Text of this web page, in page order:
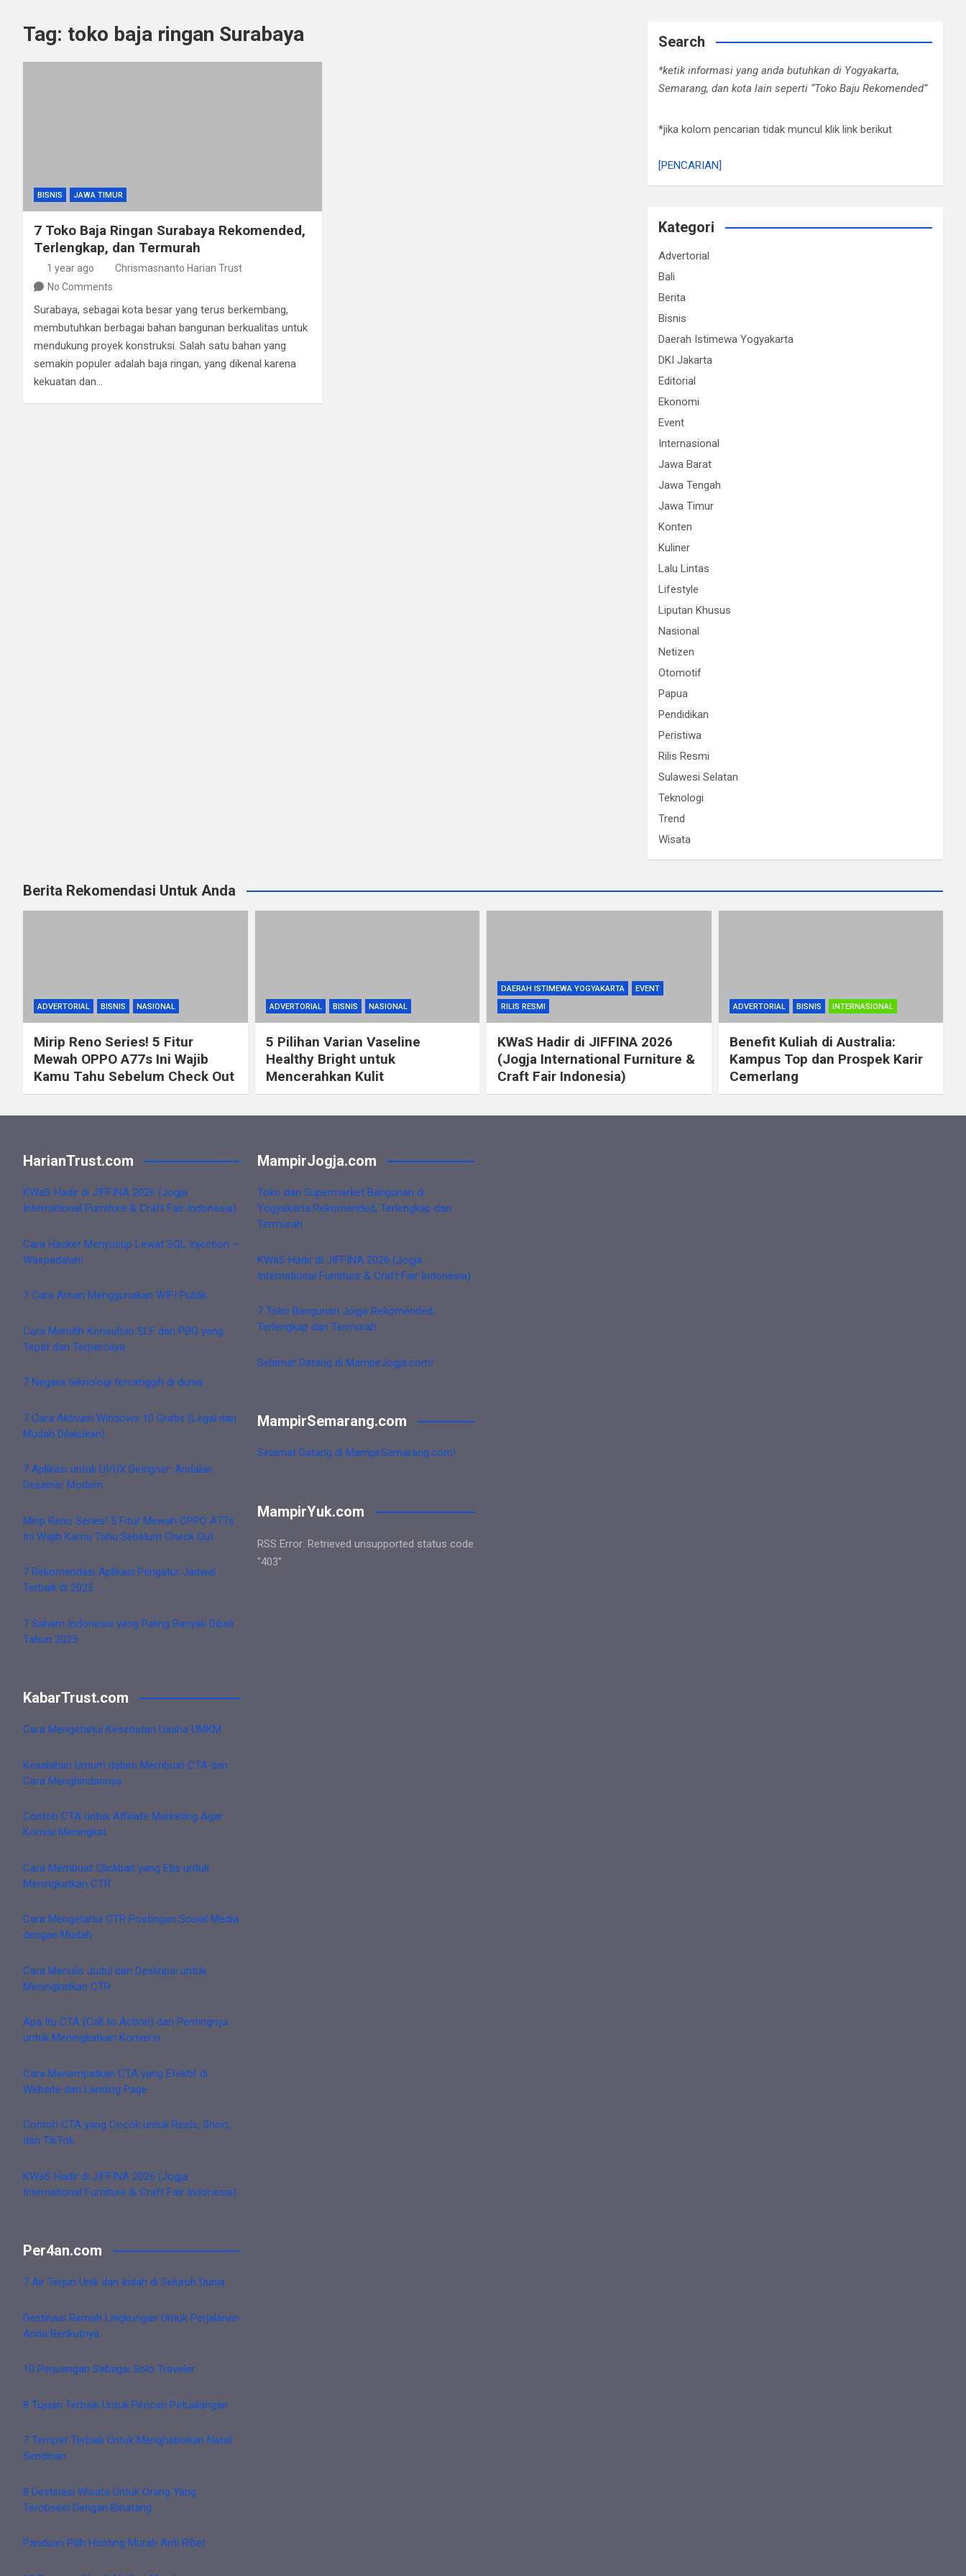
Tag: toko baja ringan Surabaya
BISNIS JAWA TIMUR
7 Toko Baja Ringan Surabaya Rekomended,
Terlengkap, dan Termurah
1 year ago
Chrismasnanto Harian Trust
No Comments
Surabaya, sebagai kota besar yang terus berkembang,
membutuhkan berbagai bahan bangunan berkualitas untuk
mendukung proyek konstruksi. Salah satu bahan yang
semakin populer adalah baja ringan, yang dikenal karena
kekuatan dan…
Search
*ketik informasi yang anda butuhkan di Yogyakarta,
Semarang, dan kota lain seperti “Toko Baju Rekomended”
*jika kolom pencarian tidak muncul klik link berikut
[PENCARIAN]
Kategori
Advertorial
Bali
Berita
Bisnis
Daerah Istimewa Yogyakarta
DKI Jakarta
Editorial
Ekonomi
Event
Internasional
Jawa Barat
Jawa Tengah
Jawa Timur
Konten
Kuliner
Lalu Lintas
Lifestyle
Liputan Khusus
Nasional
Netizen
Otomotif
Papua
Pendidikan
Peristiwa
Rilis Resmi
Sulawesi Selatan
Teknologi
Trend
Wisata
Berita Rekomendasi Untuk Anda
ADVERTORIAL BISNIS NASIONAL
Mirip Reno Series! 5 Fitur
Mewah OPPO A77s Ini Wajib
Kamu Tahu Sebelum Check Out
ADVERTORIAL BISNIS NASIONAL
5 Pilihan Varian Vaseline
Healthy Bright untuk
Mencerahkan Kulit
DAERAH ISTIMEWA YOGYAKARTA
EVENT
RILIS RESMI
KWaS Hadir di JIFFINA 2026
(Jogja International Furniture &
Craft Fair Indonesia)
ADVERTORIAL BISNIS INTERNASIONAL
Benefit Kuliah di Australia:
Kampus Top dan Prospek Karir
Cemerlang
HarianTrust.com
KWaS Hadir di JIFFINA 2026 (Jogja
International Furniture & Craft Fair Indonesia)
Cara Hacker Menyusup Lewat SQL Injection –
Waspadalah!
7 Cara Aman Menggunakan WIFI Publik
Cara Memilih Konsultan SLF dan PBG yang
Tepat dan Terpercaya
7 Negara teknologi tercanggih di dunia
7 Cara Aktivasi Windows 10 Gratis (Legal dan
Mudah Dilakukan)
7 Aplikasi untuk UI/UX Designer: Andalan
Desainer Modern
Mirip Reno Series! 5 Fitur Mewah OPPO A77s
Ini Wajib Kamu Tahu Sebelum Check Out
7 Rekomendasi Aplikasi Pengatur Jadwal
Terbaik di 2025
7 Saham Indonesia yang Paling Banyak Dibeli
Tahun 2025
KabarTrust.com
Cara Mengetahui Kesehatan Usaha UMKM
Kesalahan Umum dalam Membuat CTA dan
Cara Menghindarinya
Contoh CTA untuk Affiliate Marketing Agar
Komisi Meningkat
Cara Membuat Clickbait yang Etis untuk
Meningkatkan CTR
Cara Mengetahui CTR Postingan Sosial Media
dengan Mudah
Cara Menulis Judul dan Deskripsi untuk
Meningkatkan CTR
Apa Itu CTA (Call to Action) dan Pentingnya
untuk Meningkatkan Konversi
Cara Menempatkan CTA yang Efektif di
Website dan Landing Page
Contoh CTA yang Cocok untuk Reels, Short,
dan TikTok
KWaS Hadir di JIFFINA 2026 (Jogja
International Furniture & Craft Fair Indonesia)
Per4an.com
7 Air Terjun Unik dan Indah di Seluruh Dunia
Destinasi Ramah Lingkungan Untuk Perjalanan
Anda Berikutnya
10 Perjuangan Sebagai Solo Traveler
8 Tujuan Terbaik Untuk Pencari Petualangan
7 Tempat Terbaik Untuk Menghabiskan Natal
Sendirian
8 Destinasi Wisata Untuk Orang Yang
Terobsesi Dengan Binatang
Panduan Pilih Hosting Murah Anti Ribet
MampirJogja.com
Toko dan Supermarket Bangunan di
Yogyakarta Rekomended, Terlengkap dan
Termurah
KWaS Hadir di JIFFINA 2026 (Jogja
International Furniture & Craft Fair Indonesia)
7 Toko Bangunan Jogja Rekomended,
Terlengkap dan Termurah
Selamat Datang di MampirJogja.com!
MampirSemarang.com
Selamat Datang di MampirSemarang.com!
MampirYuk.com
RSS Error: Retrieved unsupported status code
"403"